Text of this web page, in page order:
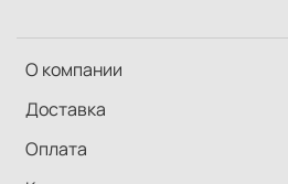
О компании
Доставка
Оплата